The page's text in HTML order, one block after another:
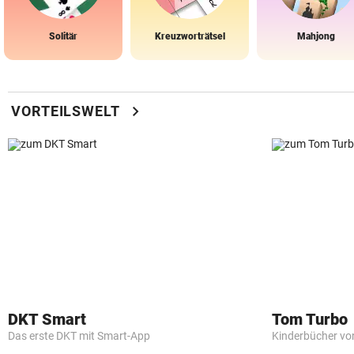
Solitär Kreuzworträtsel Mahjong
VORTEILSWELT chevron_right
DKT Smart
Das erste DKT mit Smart-App
Tom Turbo
Kinderbücher